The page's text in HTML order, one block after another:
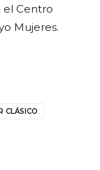
el Centro
Mujeres.
CLÁSICO